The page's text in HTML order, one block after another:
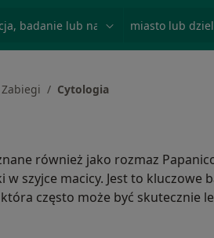
Cytologia
również jako rozmaz
w szyjce macicy. Jest to kluczowe
często może być skutecznie